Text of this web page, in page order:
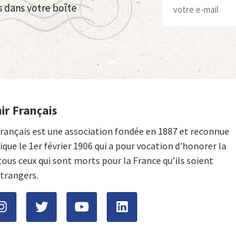
dans votre boîte
Français
est une association fondée en 1887 et reconnue
le 1er février 1906 qui a pour vocation d'honorer la
ceux qui sont morts pour la France qu’ils soient